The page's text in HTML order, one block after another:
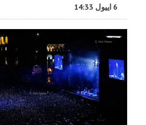
6 اییول 14:33